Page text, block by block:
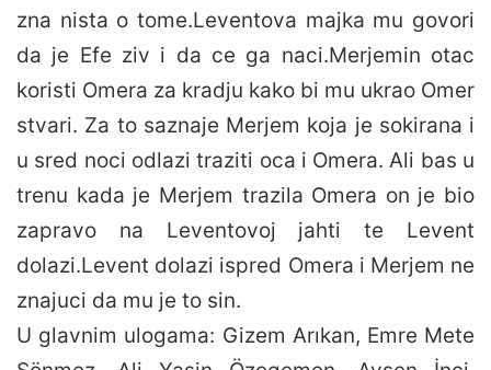
zna nista o tome.Leventova majka mu govori
da je Efe ziv i da ce ga naci.Merjemin otac
koristi Omera za kradju kako bi mu ukrao Omer
stvari. Za to saznaje Merjem koja je sokirana i
u sred noci odlazi traziti oca i Omera. Ali bas u
trenu kada je Merjem trazila Omera on je bio
zapravo na Leventovoj jahti te Levent
dolazi.Levent dolazi ispred Omera i Merjem ne
znajuci da mu je to sin.
U glavnim ulogama: Gizem Arıkan, Emre Mete